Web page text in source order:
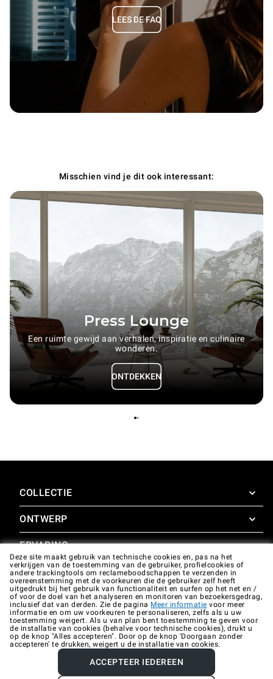
LEES DE FAQ
Misschien vind je dit ook interessant:
Press Lounge
Een ruimte gewijd aan verhalen, inspiratie en culinaire
wonderen.
ONTDEKKEN
COLLECTIE
SuperOven
Accessoires
ONTWERP
Design Lounge
Downloads
Galerij
ERVARING
SuperOven Ervaring
Unox Casa App
STEUN
Garantie
Technische ondersteuning
Contacten
Deze site maakt gebruik van technische cookies en, pas na het
verkrijgen van de toestemming van de gebruiker, profielcookies of
andere trackingtools om reclameboodschappen te verzenden in
overeenstemming met de voorkeuren die de gebruiker zelf heeft
uitgedrukt bij het gebruik van functionaliteit en surfen op het net en /
of voor de doel van het analyseren en monitoren van bezoekersgedrag,
inclusief dat van derden. Zie de pagina Meer informatie voor meer
informatie en om uw voorkeuren te personaliseren, zelfs als u uw
toestemming weigert. Als u van plan bent toestemming te geven voor
de installatie van cookies (behalve voor technische cookies), drukt u
op de knop "Alles accepteren". Door op de knop 'Doorgaan zonder
accepteren' te drukken, weigert u de installatie van cookies.
ACCEPTEER IEDEREEN